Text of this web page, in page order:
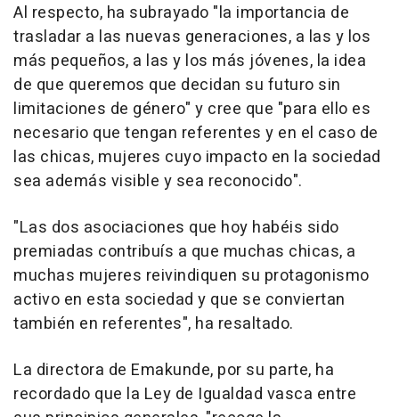
Al respecto, ha subrayado "la importancia de
trasladar a las nuevas generaciones, a las y los
más pequeños, a las y los más jóvenes, la idea
de que queremos que decidan su futuro sin
limitaciones de género" y cree que "para ello es
necesario que tengan referentes y en el caso de
las chicas, mujeres cuyo impacto en la sociedad
sea además visible y sea reconocido".
"Las dos asociaciones que hoy habéis sido
premiadas contribuís a que muchas chicas, a
muchas mujeres reivindiquen su protagonismo
activo en esta sociedad y que se conviertan
también en referentes", ha resaltado.
La directora de Emakunde, por su parte, ha
recordado que la Ley de Igualdad vasca entre